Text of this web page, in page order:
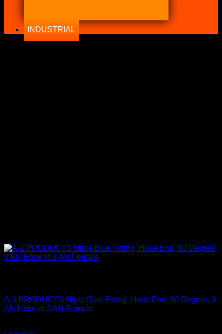
INDUSTRIAL
A-1 PRODUCTS Niple Blue Fitting, Hose End, 90 Degree, 3
AN Hose to 3 AN Female